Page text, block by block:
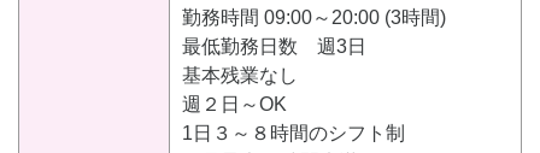
勤務時間 09:00～20:00 (3時間)
最低勤務日数 週3日
基本残業なし
週２日～OK
1日３～８時間のシフト制